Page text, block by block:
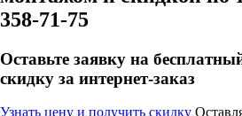
358-71-75
Оставьте заявку на
скидку за интернет-заказ
Узнать цену и получить скидку